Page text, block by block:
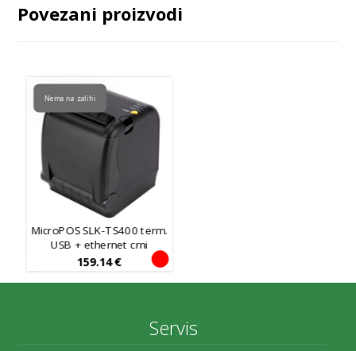
Povezani proizvodi
MicroPOS SLK-TS400 term.
USB + ethernet crni
159.14€
Nema na zalihi
Servis